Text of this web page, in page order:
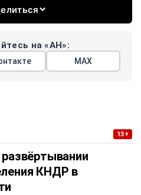
на «АН»:
МАХ
13+
КНДР в